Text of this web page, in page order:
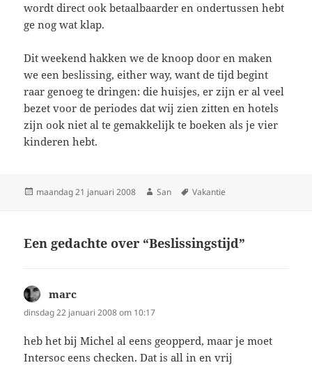
wordt direct ook betaalbaarder en ondertussen hebt
ge nog wat klap.
Dit weekend hakken we de knoop door en maken
we een beslissing, either way, want de tijd begint
raar genoeg te dringen: die huisjes, er zijn er al veel
bezet voor de periodes dat wij zien zitten en hotels
zijn ook niet al te gemakkelijk te boeken als je vier
kinderen hebt.
Geplaatst
maandag 21 januari 2008 Auteur
San Tags
Vakantie
Een gedachte over “Beslissingstijd”
marc
dinsdag 22 januari 2008 om 10:17
heb het bij Michel al eens geopperd, maar je moet
Intersoc eens checken. Dat is all in en vrij